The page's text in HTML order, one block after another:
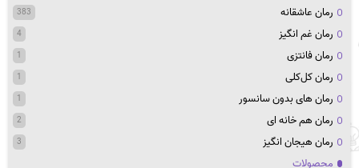
رمان عاشقانه 383
رمان غم انگیز 4
رمان فانتزی 1
رمان کل‌کلی 1
رمان های بدون سانسور 1
رمان هم خانه ای 2
رمان هیجان انگیز 3
محصولات